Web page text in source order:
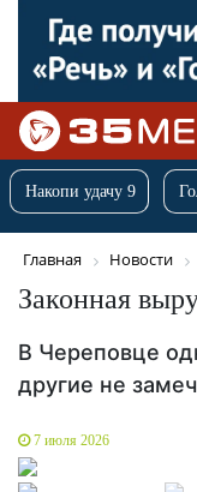
Накопи удачу 9
Главная Новости
Законная
В Череповце
другие не
7 июля 2026